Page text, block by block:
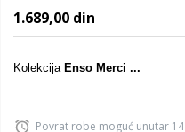
1.689,00 din
Kolekcija Enso Merci ...
Povrat robe moguć unutar 14